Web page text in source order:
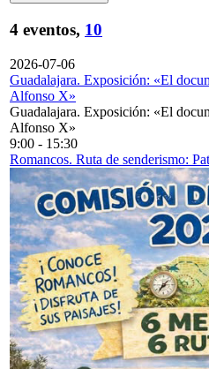
4 eventos, 10
2026-07-06
Guadalajara. Exposición: «El
Alfonso X»
Guadalajara. Exposición: «El
Alfonso X»
9:00 - 15:30
Romancos. Ruta de senderismo: